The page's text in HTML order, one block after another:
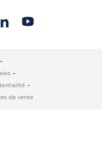
de vente